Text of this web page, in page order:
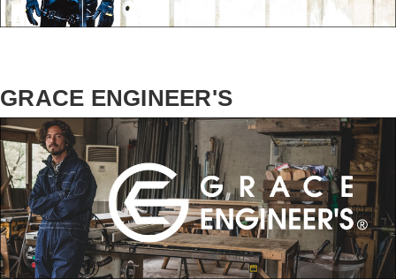
GRACE ENGINEER'S